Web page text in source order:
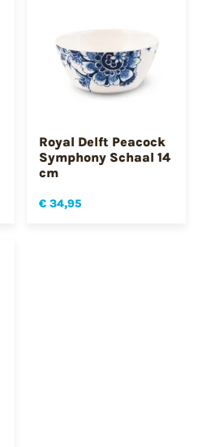
Royal Delft Peacock
Symphony Schaal 14
cm
€ 34,95